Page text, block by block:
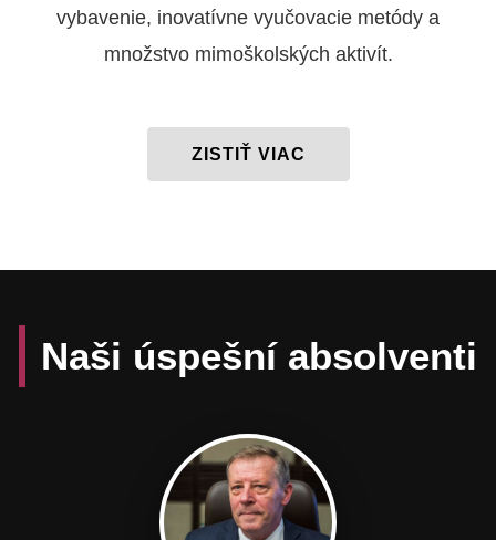
vybavenie, inovatívne vyučovacie metódy a
množstvo mimoškolských aktivít.
ZISTIŤ VIAC
Naši úspešní absolventi